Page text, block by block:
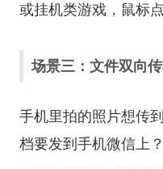
或挂机类游戏，鼠标
场景三：文件双向
手机里拍的照片想传
档要发到手机微信上？